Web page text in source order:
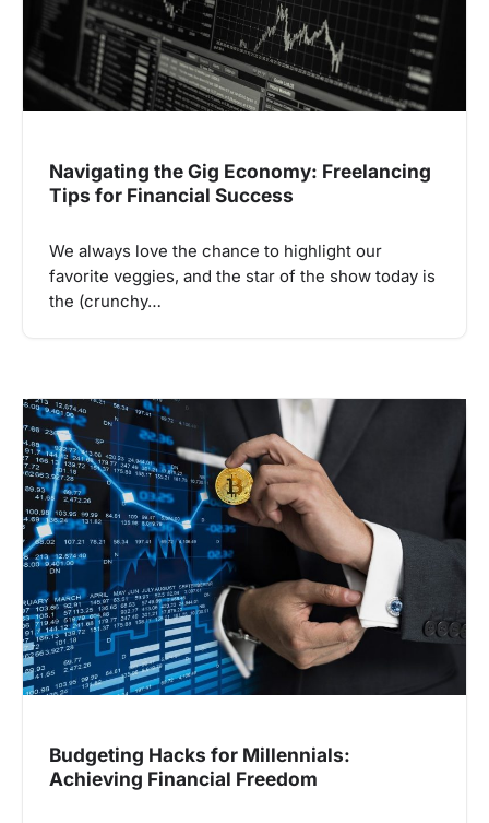
Navigating the Gig Economy: Freelancing
Tips for Financial Success
We always love the chance to highlight our
favorite veggies, and the star of the show today is
the (crunchy…
Budgeting Hacks for Millennials:
Achieving Financial Freedom